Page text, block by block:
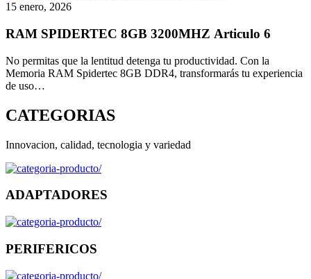
15 enero, 2026
RAM SPIDERTEC 8GB 3200MHZ Articulo 6
No permitas que la lentitud detenga tu productividad. Con la
Memoria RAM Spidertec 8GB DDR4, transformarás tu experiencia
de uso…
CATEGORIAS
Innovacion, calidad, tecnologia y variedad
ADAPTADORES
PERIFERICOS